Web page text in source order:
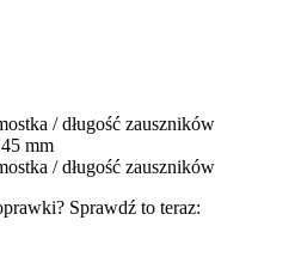
/ długość zauszników
mm
/ długość zauszników
Sprawdź to teraz: